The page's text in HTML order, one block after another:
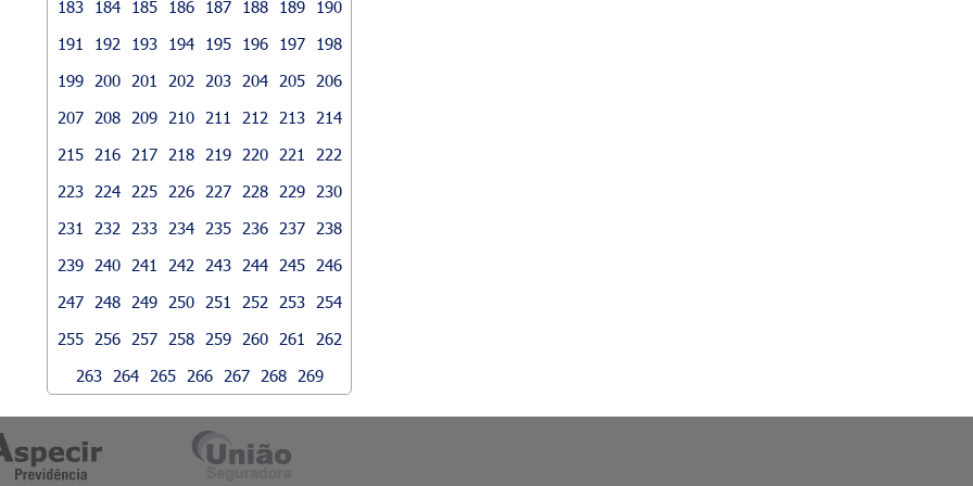
183
184 185 186 187 188 189
190
191
192 193 194 195 196 197
198
199
200 201 202 203 204 205
206
207
208 209 210 211 212 213
214
215
216 217 218 219 220 221
222
223
224 225 226 227 228 229
230
231
232 233 234 235 236 237
238
239
240 241 242 243 244 245
246
247
248 249 250 251 252 253
254
255
256 257 258 259 260 261
262
263
264 265 266 267 268 269